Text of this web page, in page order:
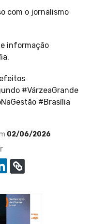
com o jornalismo
informação
#VárzeaGrande
#Brasília
02/06/2026